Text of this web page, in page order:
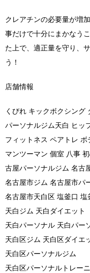
クレアチンの必要量が増
事だけで十分にまかなう
た上で、適正量を守り、
う！
店舗情報
くびれ キックボクシング
パーソナルジム天白 ヒッ
フィットネス ペアトレ ボ
マンツーマン 個室 八事
古屋パーソナルジム 名古
名古屋市ジム 名古屋市パ
名古屋市天白区 塩釜口 塩
天白ジム 天白ダイエット
天白パーソナル 天白パー
天白区ジム 天白区ダイエ
天白区パーソナルジム
天白区パーソナルトレー